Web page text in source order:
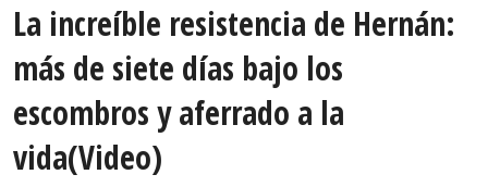
La increíble resistencia de Hernán:
más de siete días bajo los
escombros y aferrado a la
vida(Video)